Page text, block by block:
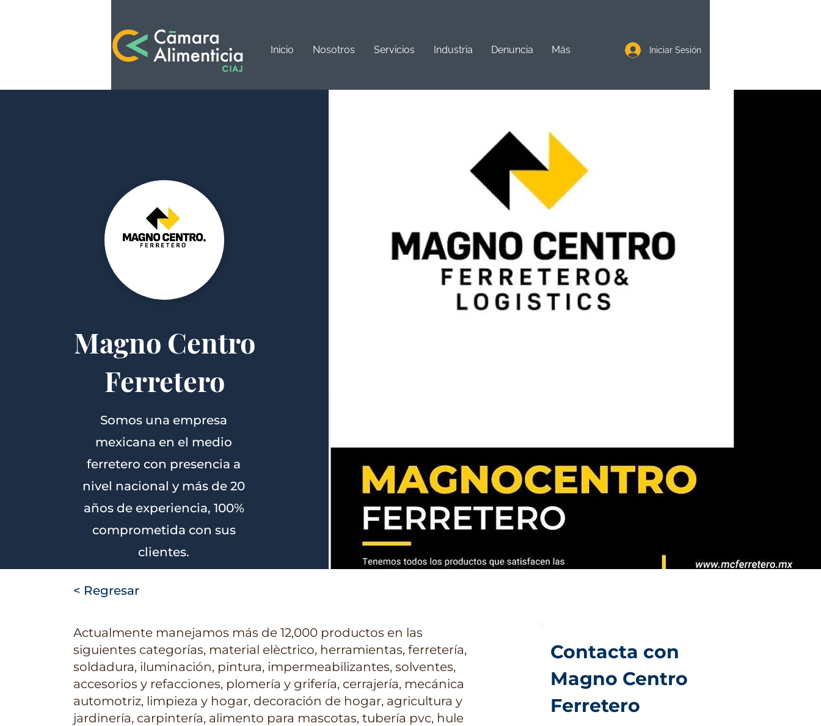
Inicio Nosotros Servicios Industria Denuncia Más Iniciar Sesión
Magno Centro
Ferretero
Somos una empresa
mexicana en el medio
ferretero con presencia a
nivel nacional y más de 20
años de experiencia, 100%
comprometida con sus
clientes.
< Regresar
Actualmente manejamos más de 12,000 productos en las
siguientes categorías, material elèctrico, herramientas, ferretería,
soldadura, iluminación, pintura, impermeabilizantes, solventes,
accesorios y refacciones, plomería y grifería, cerrajería, mecánica
automotriz, limpieza y hogar, decoración de hogar, agricultura y
jardinería, carpintería, alimento para mascotas, tubería pvc, hule
Contacta con
Magno Centro
Ferretero